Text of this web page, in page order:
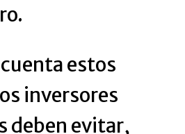
estos
inversores
deben evitar,